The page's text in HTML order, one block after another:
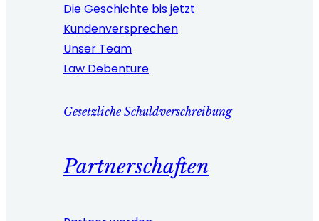
Die Geschichte bis jetzt
Kundenversprechen
Unser Team
Law Debenture
Gesetzliche Schuldverschreibung
Partnerschaften